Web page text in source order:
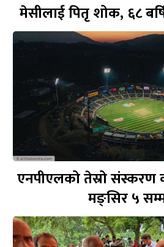
मेसीलाई पितृ शोक, ६८
एनपीएलको तेस्रो संस्करण
मङ्सिर ५